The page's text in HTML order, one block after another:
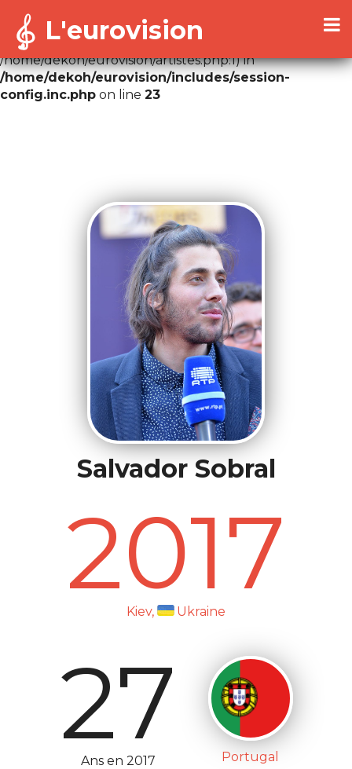
Warning
: Cannot modify header information - headers
already sent by (output started at
/home/dekoh/eurovision/artistes.php:1) in
/home/dekoh/eurovision/includes/session-
config.inc.php on line 23
L'eurovision
Salvador Sobral
2017
Kiev, Ukraine
27
Ans en 2017 Portugal